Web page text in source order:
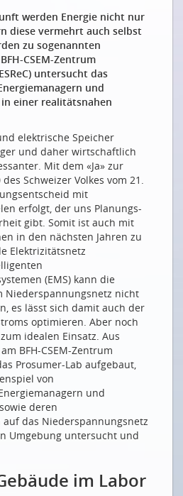
Mensch bleibt Mensch
l’homme reste
Von allen möglichen
in der Zukunft
...
Echtzeit – bis zur Steckdose
und smarte
werden Energie nicht nur
diese vermehrt auch selbst
zu sogenannten
CSEM-Zentrum
untersucht das
und
einer realitätsnahen
elektrische Speicher
und daher wirtschaftlich
Mit dem «Ja» zur
Schweizer Volkes vom 21.
mit
erfolgt, der uns Planungs-
gibt. Somit ist auch mit
in den nächsten Jahren zu
Elektrizitätsnetz
(EMS) kann die
Niederspannungsnetz nicht
es lässt sich damit auch der
optimieren. Aber noch
idealen Einsatz. Aus
BFH-CSEM-Zentrum
Prosumer-Lab aufgebaut,
von
und
deren
das Niederspannungsnetz
Umgebung untersucht und
im Labor